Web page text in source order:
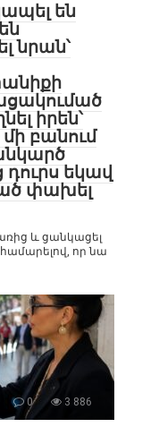
են
նրան՝
իրեն՝
մի բանում
եկավ
փախել
և ցանկացել
որ նա
0 3 886